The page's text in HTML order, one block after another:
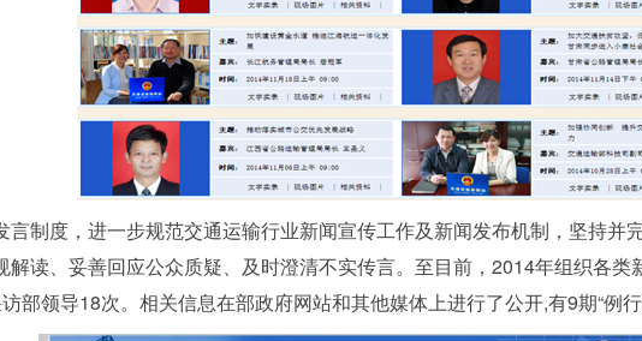
制度，进一步规范交通运输行业新闻宣传工作及新闻发布机制，坚持并
解读、妥善回应公众质疑、及时澄清不实传言。至目前，2014年组织各
部领导18次。相关信息在部政府网站和其他媒体上进行了公开,有9期“例